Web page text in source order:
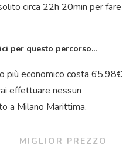
circa 22h 20min per fare
per questo percorso...
più economico costa 65,98€
effettuare nessun
a Milano Marittima.
MIGLIOR PREZZO